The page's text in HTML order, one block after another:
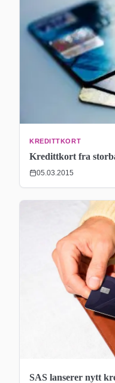
KREDITTKORT
Kredittkort fra
05.03.2015
SAS lanserer nytt